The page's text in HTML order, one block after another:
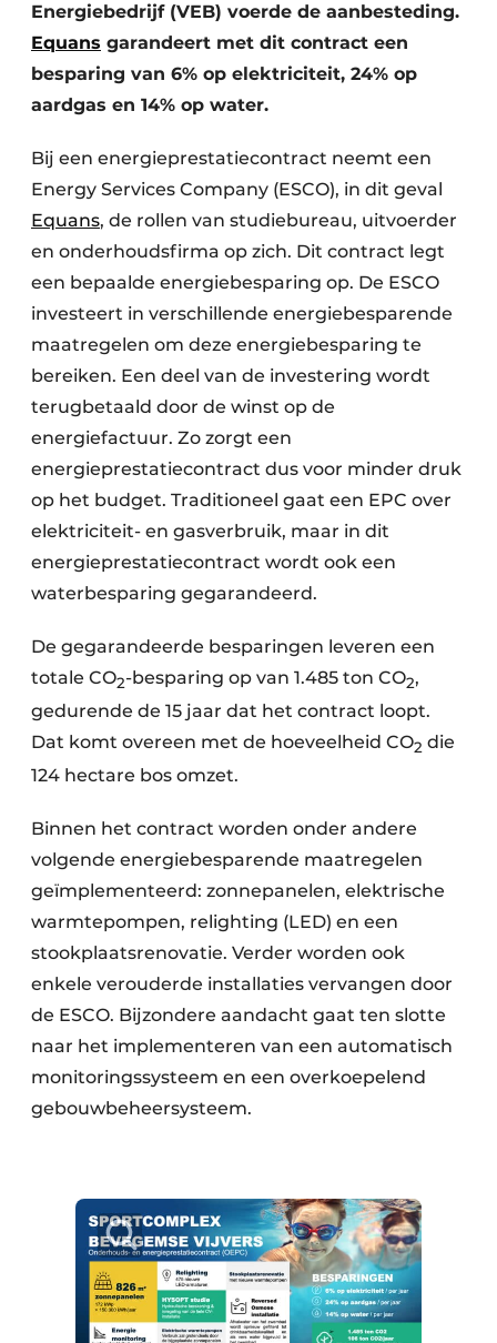
Warmtepompen
Energiebedrijf (VEB) voerde de aanbesteding.
Equans garandeert met dit contract een
besparing van 6% op elektriciteit, 24% op
aardgas en 14% op water.
Bij een energieprestatiecontract neemt een
Energy Services Company (ESCO), in dit geval
Equans, de rollen van studiebureau, uitvoerder
en onderhoudsfirma op zich. Dit contract legt
een bepaalde energiebesparing op. De ESCO
investeert in verschillende energiebesparende
maatregelen om deze energiebesparing te
bereiken. Een deel van de investering wordt
terugbetaald door de winst op de
energiefactuur. Zo zorgt een
energieprestatiecontract dus voor minder druk
op het budget. Traditioneel gaat een EPC over
elektriciteit- en gasverbruik, maar in dit
energieprestatiecontract wordt ook een
waterbesparing gegarandeerd.
De gegarandeerde besparingen leveren een
totale CO2-besparing op van 1.485 ton CO2,
gedurende de 15 jaar dat het contract loopt.
Dat komt overeen met de hoeveelheid CO2 die
124 hectare bos omzet.
Binnen het contract worden onder andere
volgende energiebesparende maatregelen
geïmplementeerd: zonnepanelen, elektrische
warmtepompen, relighting (LED) en een
stookplaatsrenovatie. Verder worden ook
enkele verouderde installaties vervangen door
de ESCO. Bijzondere aandacht gaat ten slotte
naar het implementeren van een automatisch
monitoringssysteem en een overkoepelend
gebouwbeheersysteem.